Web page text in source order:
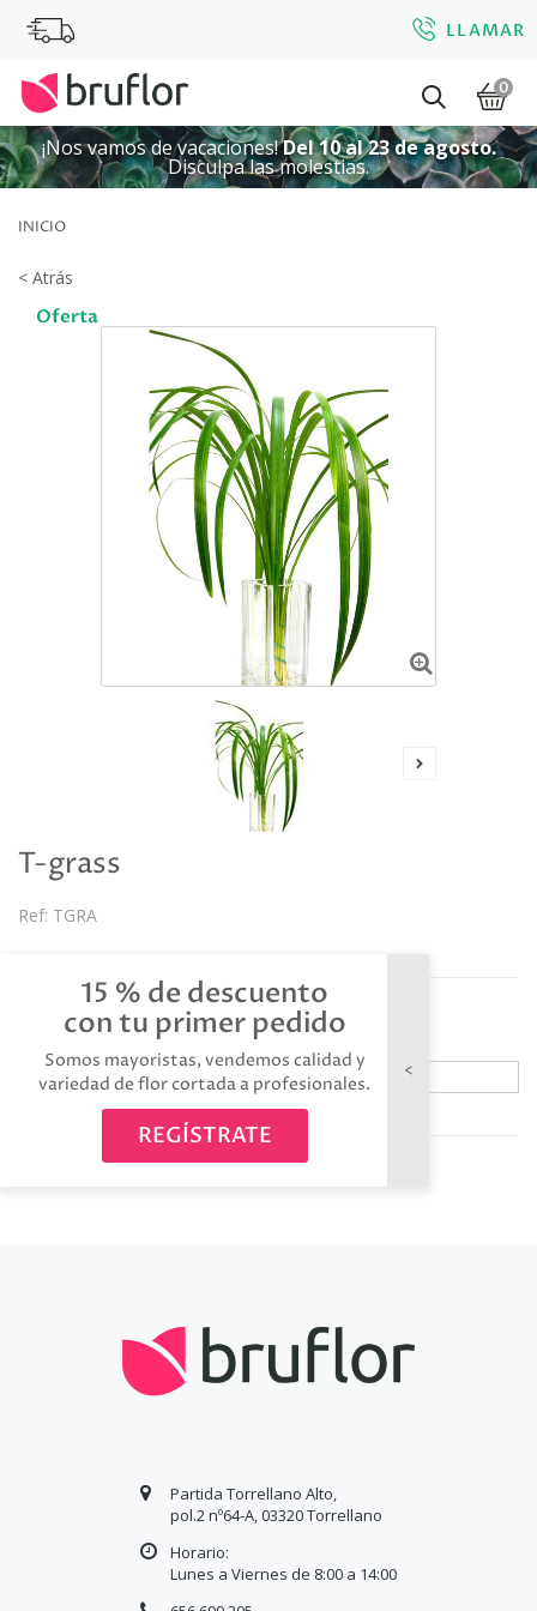
15 % de descuento
con tu primer pedido
Somos mayoristas, vendemos calidad y
variedad de flor cortada a profesionales.
REGÍSTRATE
LLAMAR
0
¡Nos vamos de vacaciones!Del 10 al 23 de agosto.
Disculpa las molestias.
INICIO
< Atrás
Oferta
T-grass
Ref: TGRA
Referencia: TGRA
Avísame cuando esté disponible
Partida Torrellano Alto,
pol.2 nº64-A, 03320 Torrellano
Horario:
Lunes a Viernes de 8:00 a 14:00